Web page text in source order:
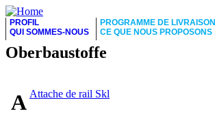
PROFIL
QUI SOMMES-NOUS
PROGRAMME DE LIVRAISON
CE QUE NOUS PROPOSONS
Oberbaustoffe
AAttache de rail Skl